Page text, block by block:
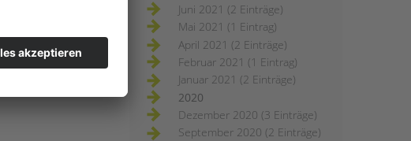
Juni 2021 (2 Einträge)
Mai 2021 (1 Eintrag)
April 2021 (2 Einträge)
Februar 2021 (1 Eintrag)
Januar 2021 (2 Einträge)
2020
Dezember 2020 (3 Einträge)
September 2020 (2 Einträge)